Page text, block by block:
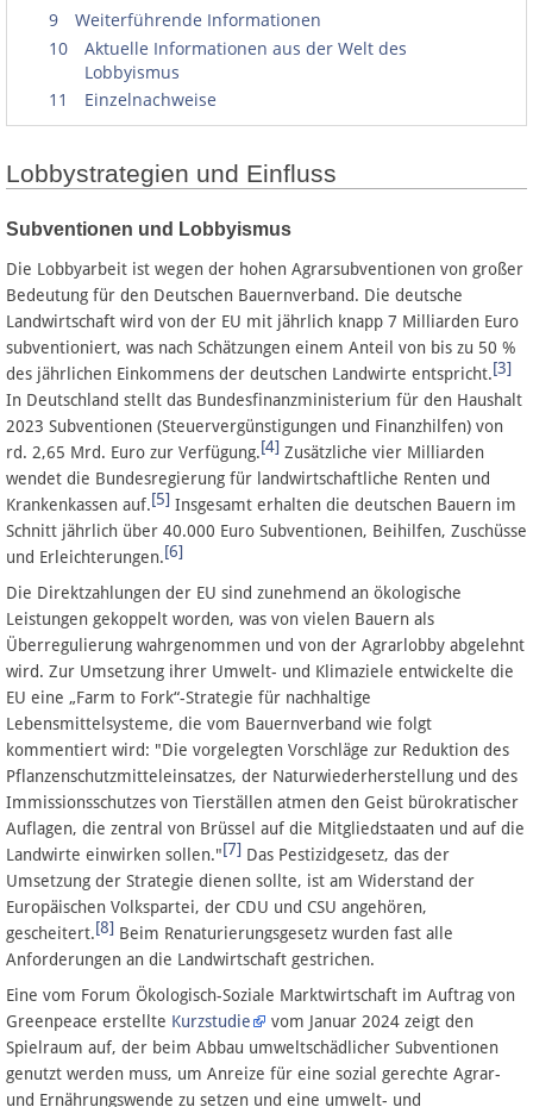
9
Weiterführende Informationen
10
Aktuelle Informationen aus der Welt des
Lobbyismus
11
Einzelnachweise
Lobbystrategien und Einfluss
Subventionen und Lobbyismus
Die Lobbyarbeit ist wegen der hohen Agrarsubventionen von großer
Bedeutung für den Deutschen Bauernverband. Die deutsche
Landwirtschaft wird von der EU mit jährlich knapp 7 Milliarden Euro
subventioniert, was nach Schätzungen einem Anteil von bis zu 50 %
des jährlichen Einkommens der deutschen Landwirte entspricht.[3]
In Deutschland stellt das Bundesfinanzministerium für den Haushalt
2023 Subventionen (Steuervergünstigungen und Finanzhilfen) von
rd. 2,65 Mrd. Euro zur Verfügung.[4] Zusätzliche vier Milliarden
wendet die Bundesregierung für landwirtschaftliche Renten und
Krankenkassen auf.[5] Insgesamt erhalten die deutschen Bauern im
Schnitt jährlich über 40.000 Euro Subventionen, Beihilfen, Zuschüsse
und Erleichterungen.[6]
Die Direktzahlungen der EU sind zunehmend an ökologische
Leistungen gekoppelt worden, was von vielen Bauern als
Überregulierung wahrgenommen und von der Agrarlobby abgelehnt
wird. Zur Umsetzung ihrer Umwelt- und Klimaziele entwickelte die
EU eine „Farm to Fork“-Strategie für nachhaltige
Lebensmittelsysteme, die vom Bauernverband wie folgt
kommentiert wird: "Die vorgelegten Vorschläge zur Reduktion des
Pflanzenschutzmitteleinsatzes, der Naturwiederherstellung und des
Immissionsschutzes von Tierställen atmen den Geist bürokratischer
Auflagen, die zentral von Brüssel auf die Mitgliedstaaten und auf die
Landwirte einwirken sollen."[7] Das Pestizidgesetz, das der
Umsetzung der Strategie dienen sollte, ist am Widerstand der
Europäischen Volkspartei, der CDU und CSU angehören,
gescheitert.[8] Beim Renaturierungsgesetz wurden fast alle
Anforderungen an die Landwirtschaft gestrichen.
Eine vom Forum Ökologisch-Soziale Marktwirtschaft im Auftrag von
Greenpeace erstellte Kurzstudie
vom Januar 2024 zeigt den
Spielraum auf, der beim Abbau umweltschädlicher Subventionen
genutzt werden muss, um Anreize für eine sozial gerechte Agrar-
und Ernährungswende zu setzen und eine umwelt- und